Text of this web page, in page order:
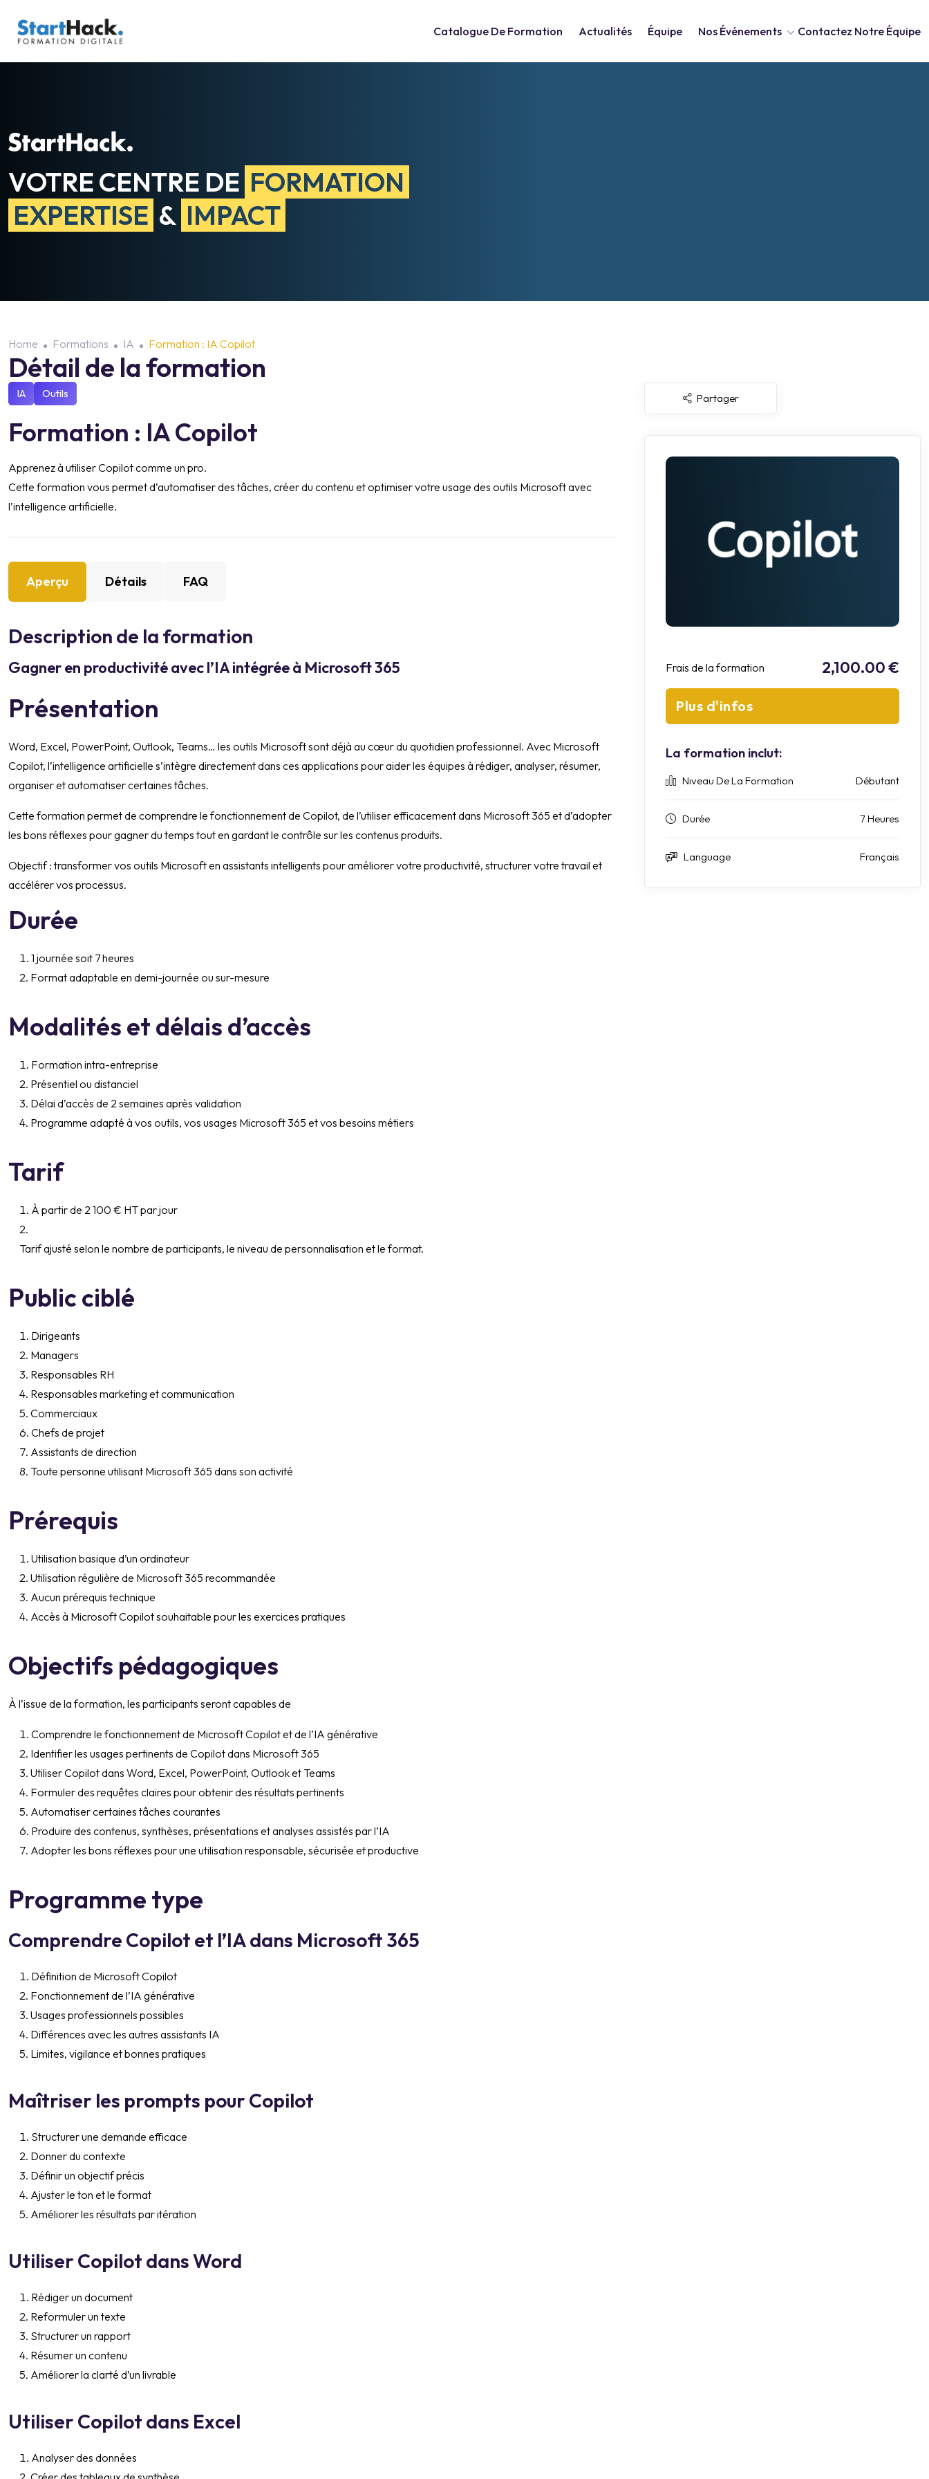
Catalogue De Formation Actualités Équipe Nos Événements Contactez Notre Équipe
VOTRE CENTRE DE FORMATION
EXPERTISE & IMPACT
Home Formations IA Formation : IA Copilot
Détail de la formation
IA Outils
Formation : IA Copilot
Apprenez à utiliser Copilot comme un pro.
Cette formation vous permet d’automatiser des tâches, créer du contenu et optimiser votre usage des outils Microsoft avec
l’intelligence artificielle.
Aperçu Détails FAQ
Description de la formation
Gagner en productivité avec l’IA intégrée à Microsoft 365
Présentation
Word, Excel, PowerPoint, Outlook, Teams… les outils Microsoft sont déjà au cœur du quotidien professionnel. Avec Microsoft
Copilot, l’intelligence artificielle s’intègre directement dans ces applications pour aider les équipes à rédiger, analyser, résumer,
organiser et automatiser certaines tâches.
Cette formation permet de comprendre le fonctionnement de Copilot, de l’utiliser efficacement dans Microsoft 365 et d’adopter
les bons réflexes pour gagner du temps tout en gardant le contrôle sur les contenus produits.
Objectif : transformer vos outils Microsoft en assistants intelligents pour améliorer votre productivité, structurer votre travail et
accélérer vos processus.
Durée
1 journée soit 7 heures
Format adaptable en demi-journée ou sur-mesure
Modalités et délais d’accès
Formation intra-entreprise
Présentiel ou distanciel
Délai d’accès de 2 semaines après validation
Programme adapté à vos outils, vos usages Microsoft 365 et vos besoins métiers
Tarif
À partir de 2 100 € HT par jour
Tarif ajusté selon le nombre de participants, le niveau de personnalisation et le format.
Public ciblé
Dirigeants
Managers
Responsables RH
Responsables marketing et communication
Commerciaux
Chefs de projet
Assistants de direction
Toute personne utilisant Microsoft 365 dans son activité
Prérequis
Utilisation basique d’un ordinateur
Utilisation régulière de Microsoft 365 recommandée
Aucun prérequis technique
Accès à Microsoft Copilot souhaitable pour les exercices pratiques
Objectifs pédagogiques
À l’issue de la formation, les participants seront capables de
Comprendre le fonctionnement de Microsoft Copilot et de l’IA générative
Identifier les usages pertinents de Copilot dans Microsoft 365
Utiliser Copilot dans Word, Excel, PowerPoint, Outlook et Teams
Formuler des requêtes claires pour obtenir des résultats pertinents
Automatiser certaines tâches courantes
Produire des contenus, synthèses, présentations et analyses assistés par l’IA
Adopter les bons réflexes pour une utilisation responsable, sécurisée et productive
Programme type
Comprendre Copilot et l’IA dans Microsoft 365
Définition de Microsoft Copilot
Fonctionnement de l’IA générative
Usages professionnels possibles
Différences avec les autres assistants IA
Limites, vigilance et bonnes pratiques
Maîtriser les prompts pour Copilot
Structurer une demande efficace
Donner du contexte
Définir un objectif précis
Ajuster le ton et le format
Améliorer les résultats par itération
Utiliser Copilot dans Word
Rédiger un document
Reformuler un texte
Structurer un rapport
Résumer un contenu
Améliorer la clarté d’un livrable
Utiliser Copilot dans Excel
Analyser des données
Partager
Frais de la formation 2,100.00 €
Plus d'infos
La formation inclut:
Niveau De La Formation Débutant
Durée 7 Heures
Language Français